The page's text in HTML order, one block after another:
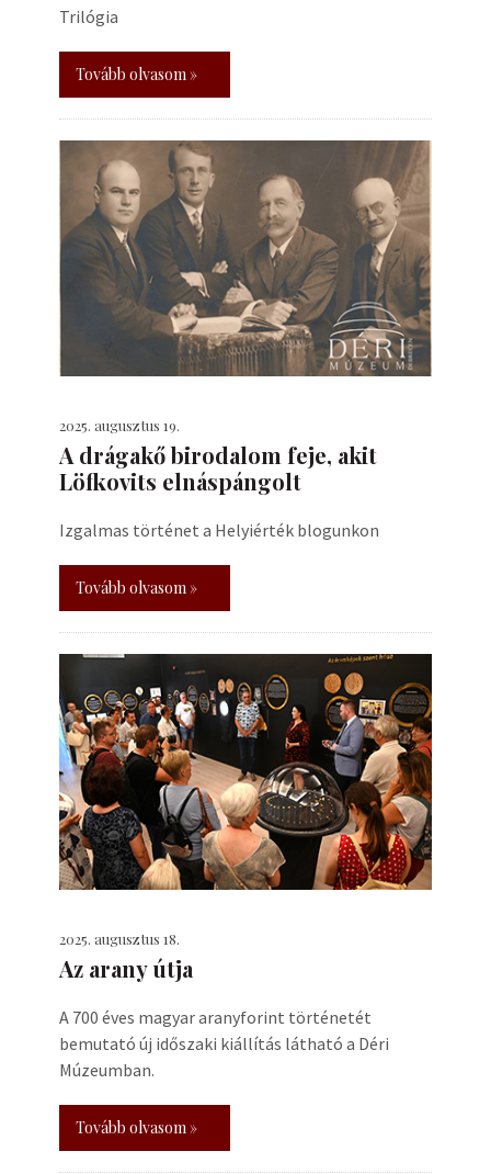
Trilógia
Tovább olvasom »
2025. augusztus 19.
A drágakő birodalom feje, akit
Löfkovits elnáspángolt
Izgalmas történet a Helyiérték blogunkon
Tovább olvasom »
2025. augusztus 18.
Az arany útja
A 700 éves magyar aranyforint történetét
bemutató új időszaki kiállítás látható a Déri
Múzeumban.
Tovább olvasom »